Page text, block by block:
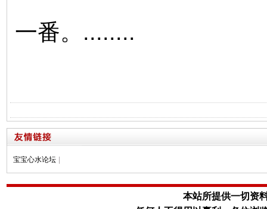
一番。........
宝宝心水论坛
本站所提供一切资